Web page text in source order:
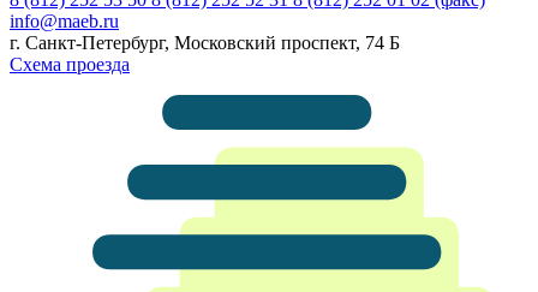
info@maeb.ru
г. Санкт-Петербург, Московский проспект, 74 Б
Схема проезда